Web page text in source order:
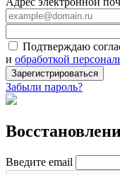
Подтверждаю
и обработкой
Зарегистрироваться
Забыли пароль?
Введите email